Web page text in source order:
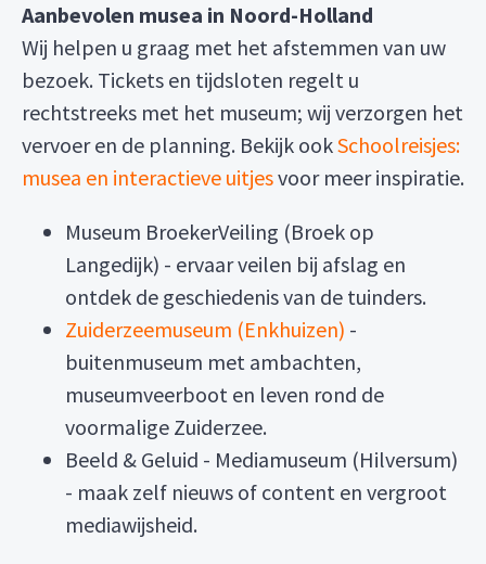
Aanbevolen musea in Noord-Holland
Wij helpen u graag met het afstemmen van uw
bezoek. Tickets en tijdsloten regelt u
rechtstreeks met het museum; wij verzorgen het
vervoer en de planning. Bekijk ookSchoolreisjes:
musea en interactieve uitjesvoor meer inspiratie.
Museum BroekerVeiling (Broek op
Langedijk) - ervaar veilen bij afslag en
ontdek de geschiedenis van de tuinders.
Zuiderzeemuseum (Enkhuizen) -
buitenmuseum met ambachten,
museumveerboot en leven rond de
voormalige Zuiderzee.
Beeld & Geluid - Mediamuseum (Hilversum)
- maak zelf nieuws of content en vergroot
mediawijsheid.